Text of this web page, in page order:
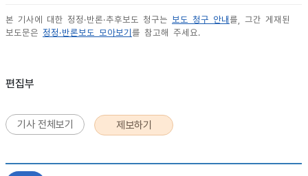
본 기사에 대한 정정·반론·추후보도 청구는 보도 청구 안내 를, 그간 게재된
보도문은 정정·반론보도 모아보기 를 참고해 주세요.
편집부
기사 전체보기 제보하기